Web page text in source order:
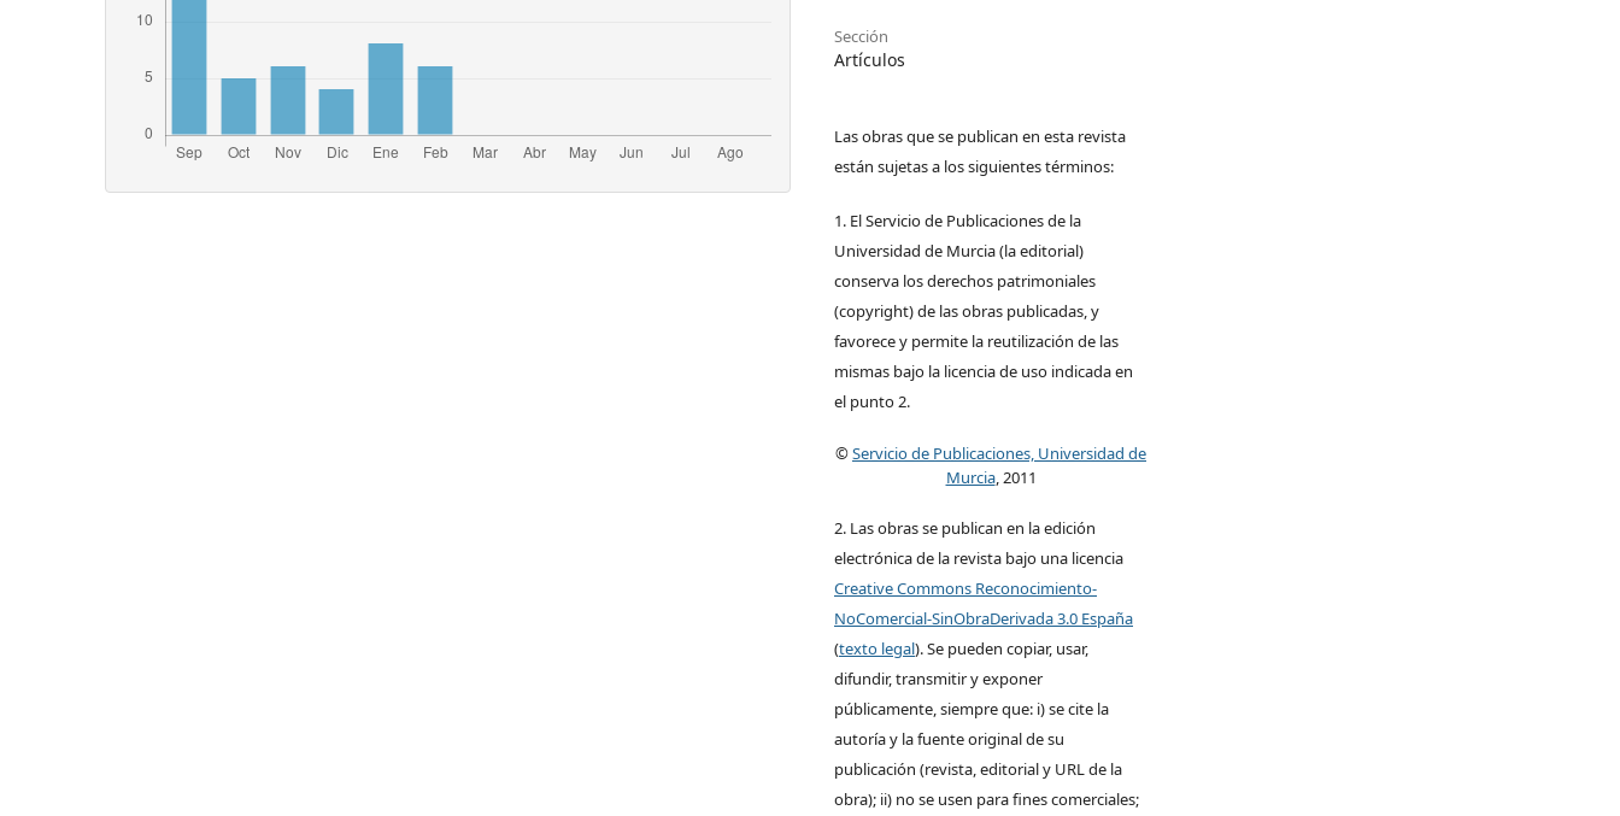
Sección
Artículos
Las obras que se publican en esta revista
están sujetas a los siguientes términos:
1. El Servicio de Publicaciones de la
Universidad de Murcia (la editorial)
conserva los derechos patrimoniales
(copyright) de las obras publicadas, y
favorece y permite la reutilización de las
mismas bajo la licencia de uso indicada en
el punto 2.
©Servicio de Publicaciones, Universidad de
Murcia, 2011
2. Las obras se publican en la edición
electrónica de la revista bajo una licencia
Creative Commons Reconocimiento-
NoComercial-SinObraDerivada 3.0 España
(texto legal). Se pueden copiar, usar,
difundir, transmitir y exponer
públicamente, siempre que: i) se cite la
autoría y la fuente original de su
publicación (revista, editorial y URL de la
obra); ii) no se usen para fines comerciales;